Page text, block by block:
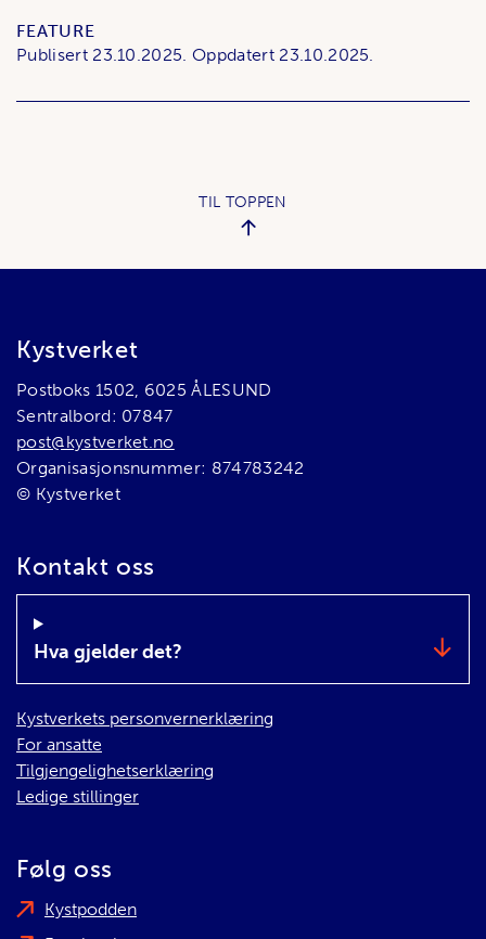
FEATURE
Publisert 23.10.2025. Oppdatert 23.10.2025.
TIL TOPPEN
Bunnområde
Kystverket
Postboks 1502, 6025 ÅLESUND
Sentralbord: 07847
post@kystverket.no
Organisasjonsnummer: 874783242
© Kystverket
Kontakt oss
Hva gjelder det?
Kystverkets personvernerklæring
For ansatte
Tilgjengelighetserklæring
Ledige stillinger
Følg oss
Kystpodden